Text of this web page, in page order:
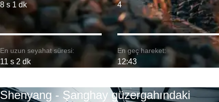
8 s 1 dk
En uzun seyahat süresi:
11 s 2 dk
4
En geç hareket:
12:43
Shenyang - Şanghay güzergahındaki